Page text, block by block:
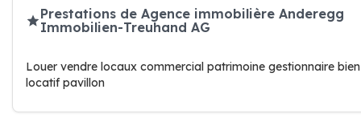
Prestations de Agence immobilière Anderegg
Immobilien-Treuhand AG
Louer vendre locaux commercial patrimoine gestionnaire bien
locatif pavillon